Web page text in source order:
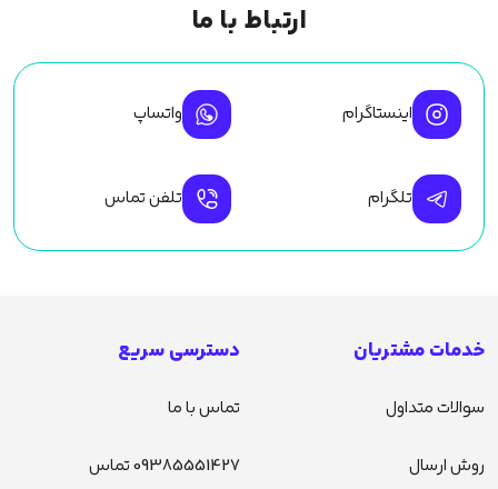
ارتباط با ما
اینستاگرام واتساپ
تلگرام تلفن تماس
خدمات مشتریان
سوالات متداول
روش ارسال
دسترسی سریع
تماس با ما
09385551427 تماس